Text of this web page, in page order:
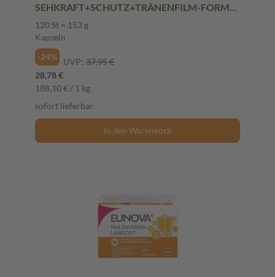
SEHKRAFT+SCHUTZ+TRÄNENFILM-FORMEL
120 St Kapseln
120 St = 153 g
Kapseln
-24%
UVP: 37,95 €
28,78 €
188,10 € / 1 kg
sofort lieferbar
In den Warenkorb